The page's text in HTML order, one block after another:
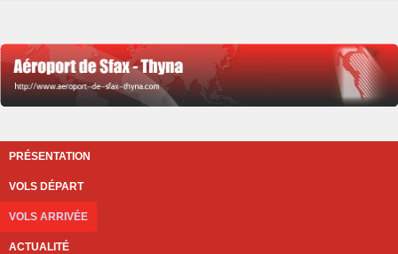
PRÉSENTATION
VOLS DÉPART
VOLS ARRIVÉE
ACTUALITÉ